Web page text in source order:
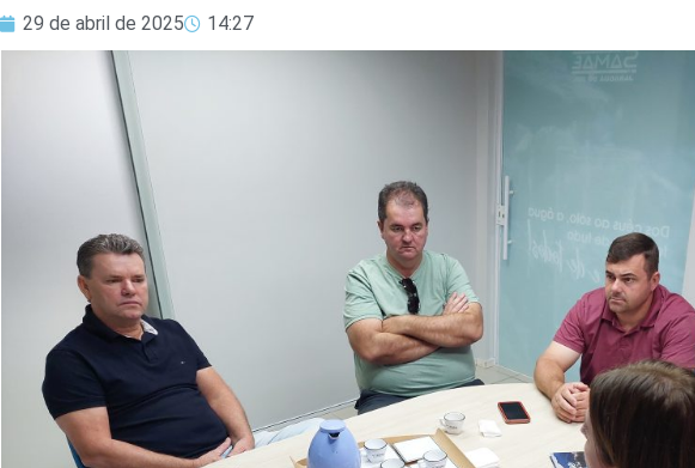
29 de abril de 2025 14:27